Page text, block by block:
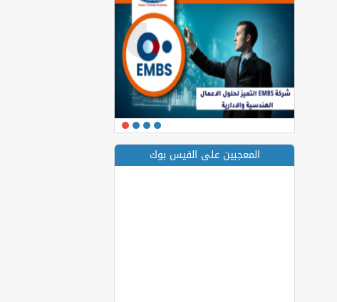
> <
المعجبين على الفيس بوك